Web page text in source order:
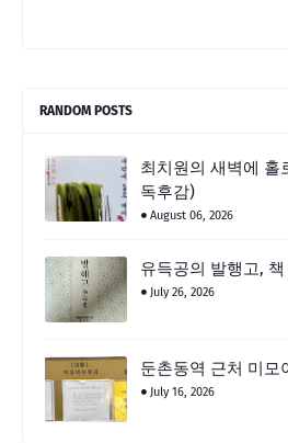
RANDOM POSTS
최치원의 새벽에 홀
독후감)
August 06, 2026
유득공의 발행고,
July 26, 2026
둔촌동역 근처 미모
July 16, 2026